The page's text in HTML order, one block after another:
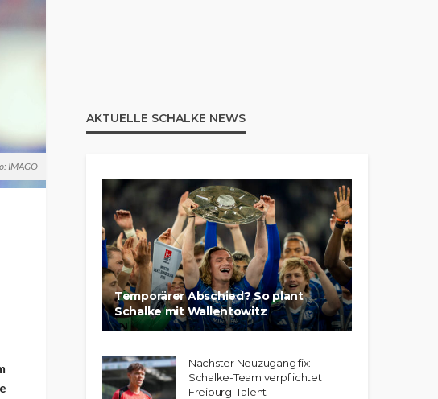
IMAGO
AKTUELLE SCHALKE NEWS
Temporärer Abschied? So plant
Schalke mit Wallentowitz
Nächster Neuzugang fix:
Schalke-Team verpflichtet
Freiburg-Talent